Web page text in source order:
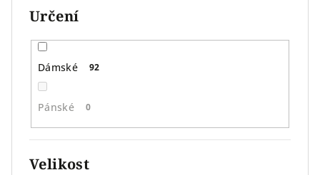
Určení
Dámské 92
Pánské 0
Velikost